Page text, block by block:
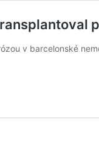
v barcelonské